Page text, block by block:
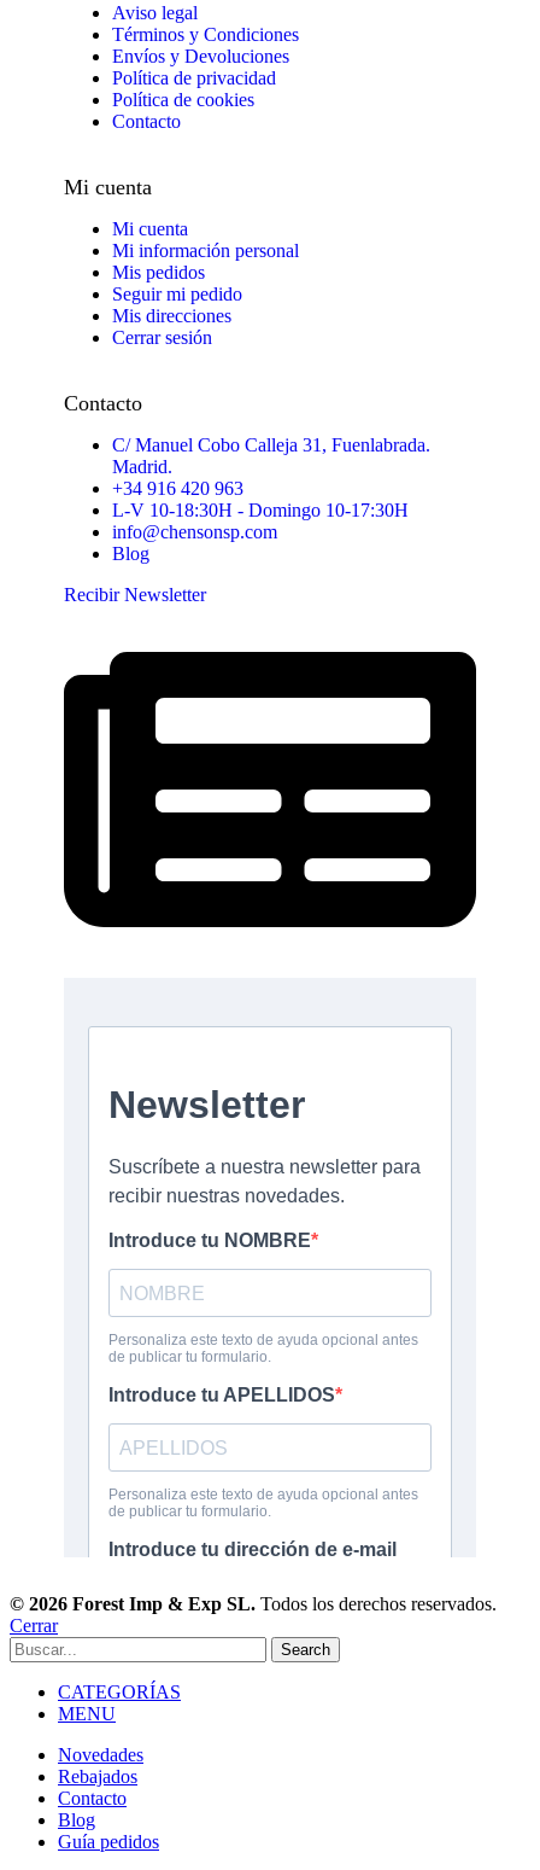
Aviso legal
Términos y Condiciones
Envíos y Devoluciones
Política de privacidad
Política de cookies
Contacto
Mi cuenta
Mi cuenta
Mi información personal
Mis pedidos
Seguir mi pedido
Mis direcciones
Cerrar sesión
Contacto
C/ Manuel Cobo Calleja 31, Fuenlabrada.
Madrid.
+34 916 420 963
L-V 10-18:30H - Domingo 10-17:30H
info@chensonsp.com
Blog
Recibir Newsletter
© 2026 Forest Imp & Exp SL. Todos los derechos reservados.
Cerrar
Search
CATEGORÍAS
MENU
Novedades
Rebajados
Contacto
Blog
Guía pedidos